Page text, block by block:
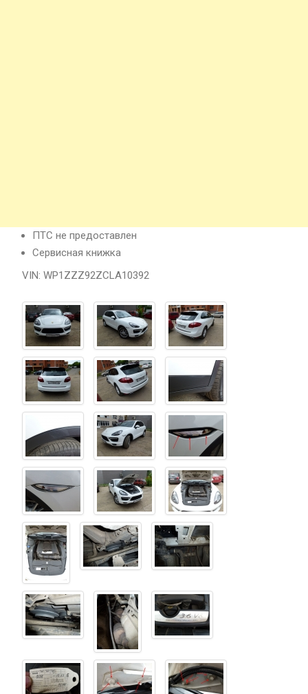
ПТС не предоставлен
Сервисная книжка
VIN: WP1ZZZ92ZCLA10392